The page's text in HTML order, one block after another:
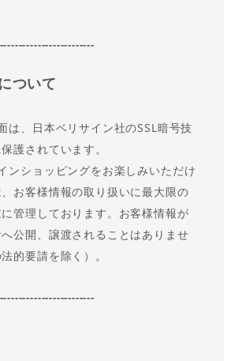
ついて
は、日本ベリサイン社のSSL暗号技
護されています。
ンショッピングをお楽しみいただけ
お客様情報の取り扱いに最大限の
管理しております。お客様情報が
公開、譲渡されることはありませ
的要請を除く）。